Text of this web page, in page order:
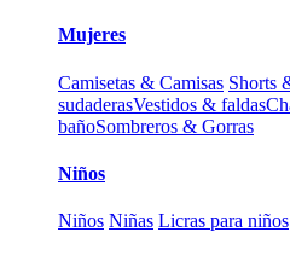
Mujeres
Camisetas & Camisas Shorts
sudaderasVestidos & faldas
bañoSombreros & Gorras
Niños
Niños Niñas Licras para niños